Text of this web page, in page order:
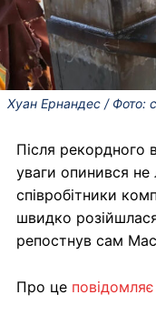
Хуан Ернандес / Фото:
Після рекордного
уваги опинився не
співробітники
швидко
репостнув сам
Про це повідомляє